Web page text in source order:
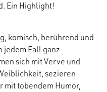
Ein Highlight!
komisch, berührend und
jedem Fall ganz
sich mit Verve und
sezieren
tobendem Humor,